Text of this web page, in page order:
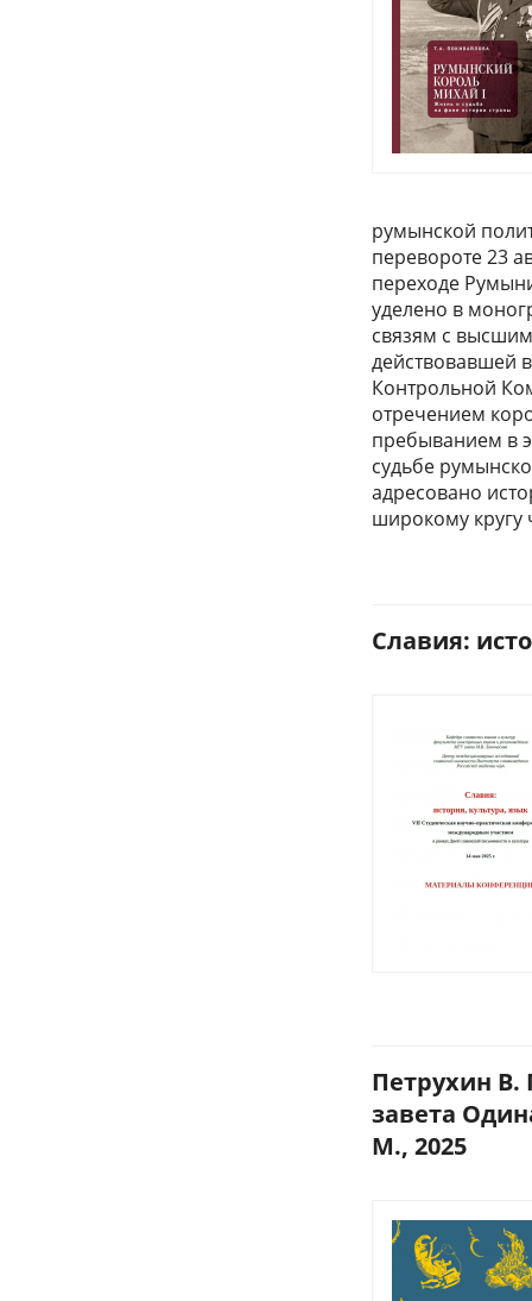
румынской
перевороте 23
переходе
уделено в
связям с
действовавшей
Контрольной
отречением
пребыванием в
судьбе
адресовано
широкому кругу
Славия:
Петрухин В.
завета
М., 2025